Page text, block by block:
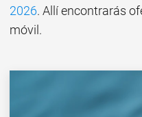
2026. Allí encontrarás
móvil.